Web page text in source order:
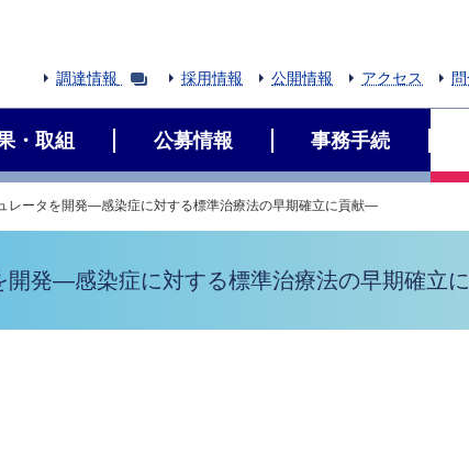
調達情報 採用情報 公開情報 アクセス
・取組 公募情報 事務手続
レータを開発―感染症に対する標準治療法の早期確立に貢献―
開発―感染症に対する標準治療法の早期確立